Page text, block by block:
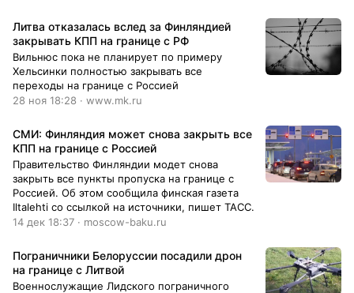
грузовых транспортных средств в
направлении въезда в Украину
осуществляется в обычном режиме», —
сообщило ведомство в Telegram.
Литва отказалась вслед за Финляндией
закрывать КПП на границе с РФ
Вильнюс пока не планирует по примеру
Хельсинки полностью закрывать все
переходы на границе с Россией
28 ноя 18:28 · www.mk.ru
СМИ: Финляндия может снова закрыть все
КПП на границе с Россией
Правительство Финляндии модет снова
закрыть все пункты пропуска на границе с
Россией. Об этом сообщила финская газета
Iltalehti со ссылкой на источники, пишет ТАСС.
14 дек 18:37 · moscow-baku.ru
Пограничники Белоруссии посадили дрон
на границе с Литвой
Военнослужащие Лидского пограничного